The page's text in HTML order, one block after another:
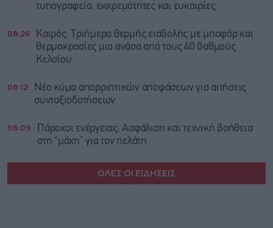
τυπογραφείο, εκκρεμότητες και ευκαιρίες
08:26
Καιρός: Τριήμερο θερμής εισβολής με μποφόρ και
θερμοκρασίες μια ανάσα από τους 40 βαθμούς
Κελσίου
08:12
Νέο κύμα απορριπτικών αποφάσεων για αιτήσεις
συνταξιοδοτήσεων
08:09
Πάροχοι ενέργειας: Ασφάλιση και τεχνική βοήθεια
στη “μάχη” για τον πελάτη
ΟΛΕΣ ΟΙ ΕΙΔΗΣΕΙΣ